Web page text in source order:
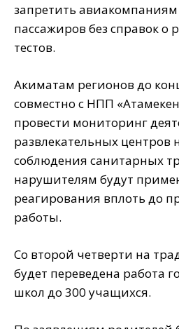
запретить авиакомпаниям
пассажиров без справок о
тестов.
Акиматам регионов до
совместно с НПП
провести мониторинг
развлекательных центров
соблюдения санитарных
нарушителям будут
реагирования вплоть до
работы.
Со второй четверти на
будет переведена работа
школ до 300 учащихся.